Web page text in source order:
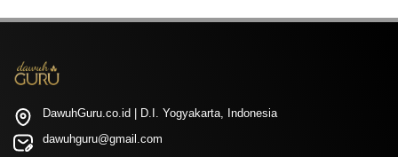
DawuhGuru.co.id | D.I. Yogyakarta, Indonesia
dawuhguru@gmail.com